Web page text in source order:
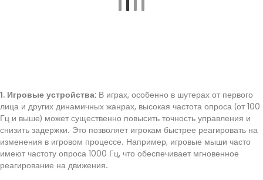
1. Игровые устройства: В играх, особенно в шутерах от первого
лица и других динамичных жанрах, высокая частота опроса (от 100
Гц и выше) может существенно повысить точность управления и
снизить задержки. Это позволяет игрокам быстрее реагировать на
изменения в игровом процессе. Например, игровые мыши часто
имеют частоту опроса 1000 Гц, что обеспечивает мгновенное
реагирование на движения.